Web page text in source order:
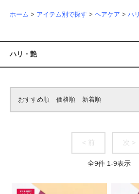
ホーム > アイテム別で探す > ヘアケア > ハ
ハリ・艶
おすすめ順 価格順 新着順
< 前 次 >
全9件 1-9表示